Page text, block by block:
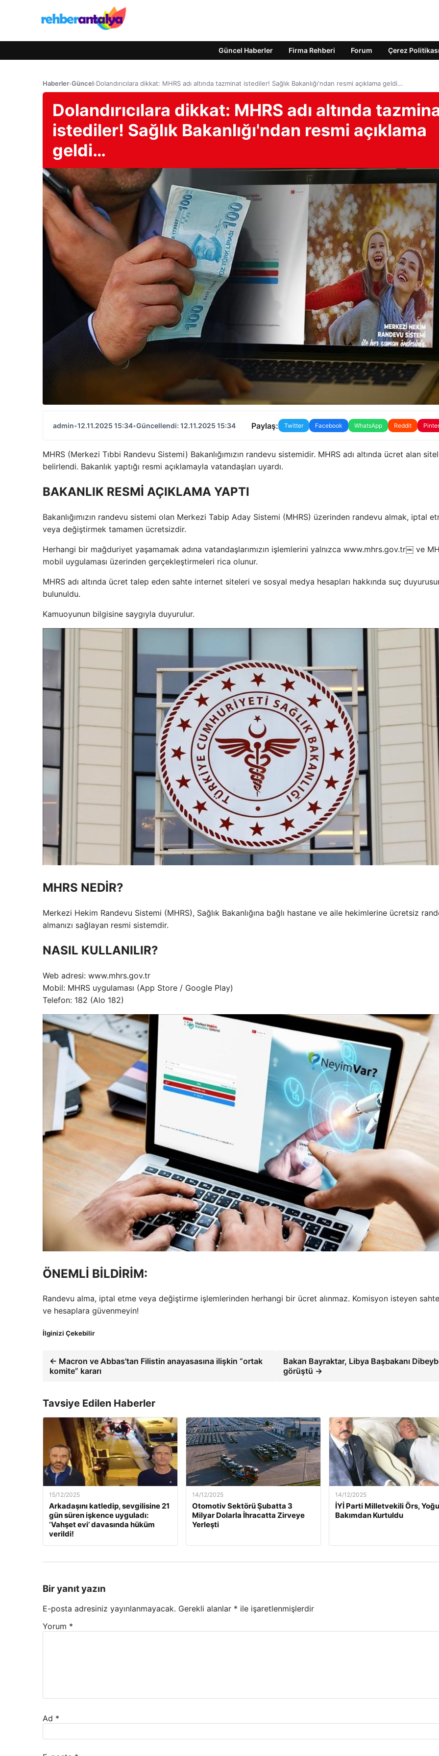
Güncel Haberler Firma Rehberi Forum Çerez
Haberler›Güncel›Dolandırıcılara dikkat: MHRS adı altında tazminat istediler! Sağlık Bakanlığı'ndan resmi açıklama geldi…
Dolandırıcılara dikkat: MHRS adı altında
istediler! Sağlık Bakanlığı'ndan resmi açıklama
geldi…
admin•12.11.2025 15:34•Güncellendi: 12.11.2025 15:34 Paylaş: Twitter Facebook WhatsApp Reddit
MHRS (Merkezi Tıbbi Randevu Sistemi) Bakanlığımızın randevu sistemidir. MHRS adı altında ücret alan
belirlendi. Bakanlık yaptığı resmi açıklamayla vatandaşları uyardı.
BAKANLIK RESMİ AÇIKLAMA YAPTI
Bakanlığımızın randevu sistemi olan Merkezi Tabip Aday Sistemi (MHRS) üzerinden randevu almak, iptal
veya değiştirmek tamamen ücretsizdir.
Herhangi bir mağduriyet yaşamamak adına vatandaşlarımızın işlemlerini yalnızca www.mhrs.gov.tr￼ ve
mobil uygulaması üzerinden gerçekleştirmeleri rica olunur.
MHRS adı altında ücret talep eden sahte internet siteleri ve sosyal medya hesapları hakkında suç
bulunuldu.
Kamuoyunun bilgisine saygıyla duyurulur.
MHRS NEDİR?
Merkezi Hekim Randevu Sistemi (MHRS), Sağlık Bakanlığına bağlı hastane ve aile hekimlerine ücretsiz
almanızı sağlayan resmi sistemdir.
NASIL KULLANILIR?
Web adresi: www.mhrs.gov.tr
Mobil: MHRS uygulaması (App Store / Google Play)
Telefon: 182 (Alo 182)
ÖNEMLİ BİLDİRİM:
Randevu alma, iptal etme veya değiştirme işlemlerinden herhangi bir ücret alınmaz. Komisyon isteyen
ve hesaplara güvenmeyin!
İlginizi Çekebilir
← Macron ve Abbas'tan Filistin anayasasına ilişkin “ortak
komite” kararı
Bakan Bayraktar, Libya Başbakanı
görüştü →
Tavsiye Edilen Haberler
15/12/2025
Arkadaşını katledip, sevgilisine 21
gün süren işkence uyguladı:
‘Vahşet evi’ davasında hüküm
verildi!
14/12/2025
Otomotiv Sektörü Şubatta 3
Milyar Dolarla İhracatta Zirveye
Yerleşti
14/12/2025
İYİ Parti Milletvekili Örs,
Bakımdan Kurtuldu
Bir yanıt yazın
E-posta adresiniz yayınlanmayacak. Gerekli alanlar * ile işaretlenmişlerdir
Yorum *
Ad *